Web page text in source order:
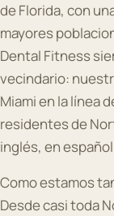
de Florida, con
mayores
Dental Fitness
vecindario:
Miami en la línea
residentes de
inglés, en
Como estamos
Desde casi toda